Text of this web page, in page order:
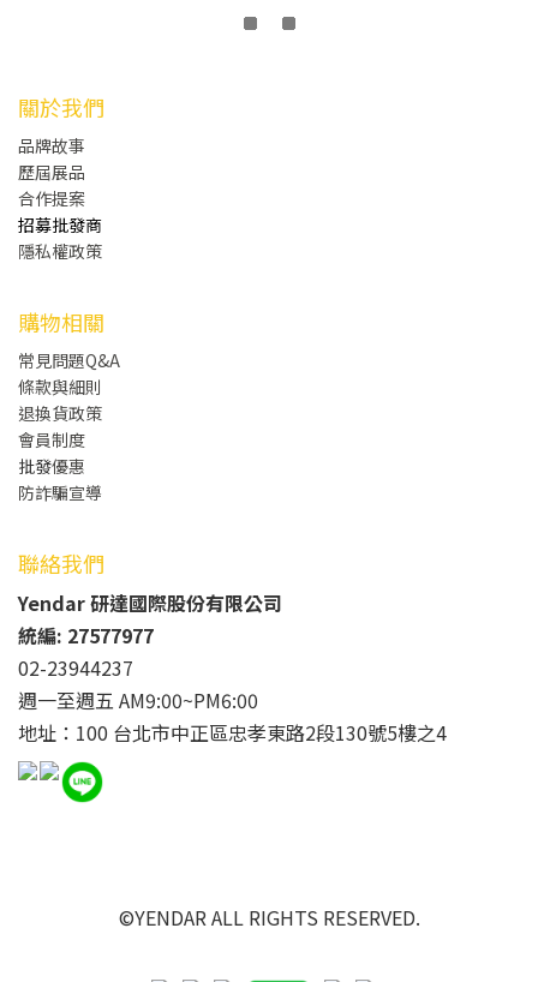
關於我們
品牌故事
歷屆展品
合作提案
招募批發商
隱私權政策
購物相關
常見問題Q&A
條款與細則
退換貨政策
會員制度
批發優惠
防詐騙宣導
聯絡我們
Yendar 研達國際股份有限公司
統編: 27577977
02-23944237
週一至週五 AM9:00~PM6:00
地址：100 台北市中正區忠孝東路2段130號5樓之4
©YENDAR ALL RIGHTS RESERVED.